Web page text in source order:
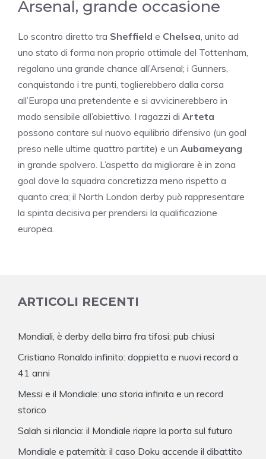
Arsenal, grande occasione
Lo scontro diretto tra Sheffield e Chelsea, unito ad
uno stato di forma non proprio ottimale del Tottenham,
regalano una grande chance all’Arsenal; i Gunners,
conquistando i tre punti, toglierebbero dalla corsa
all’Europa una pretendente e si avvicinerebbero in
modo sensibile all’obiettivo. I ragazzi di Arteta
possono contare sul nuovo equilibrio difensivo (un goal
preso nelle ultime quattro partite) e un Aubameyang
in grande spolvero. L’aspetto da migliorare è in zona
goal dove la squadra concretizza meno rispetto a
quanto crea; il North London derby può rappresentare
la spinta decisiva per prendersi la qualificazione
europea.
ARTICOLI RECENTI
Mondiali, è derby della birra fra tifosi: pub chiusi
Cristiano Ronaldo infinito: doppietta e nuovi record a
41 anni
Messi e il Mondiale: una storia infinita e un record
storico
Salah si rilancia: il Mondiale riapre la porta sul futuro
Mondiale e paternità: il caso Doku accende il dibattito